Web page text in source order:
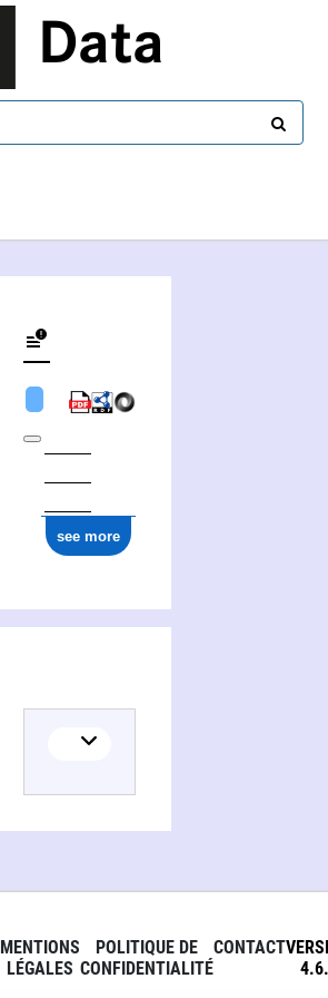
Data
see more
MENTIONS
LÉGALES
POLITIQUE DE
CONFIDENTIALITÉ
CONTACT